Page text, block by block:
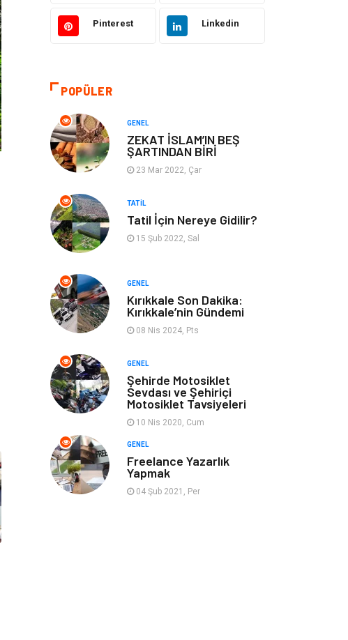
Spor
Bebek Giyim Mobilya
Pinterest Linkedin
POPÜLER
GENEL
ZEKAT İSLAM’IN BEŞ
ŞARTINDAN BİRİ
23 Mar 2022, Çar
TATIL
Tatil İçin Nereye Gidilir?
15 Şub 2022, Sal
GENEL
Kırıkkale Son Dakika:
Kırıkkale’nin Gündemi
08 Nis 2024, Pts
GENEL
Şehirde Motosiklet
Sevdası ve Şehiriçi
Motosiklet Tavsiyeleri
10 Nis 2020, Cum
GENEL
Freelance Yazarlık
Yapmak
04 Şub 2021, Per